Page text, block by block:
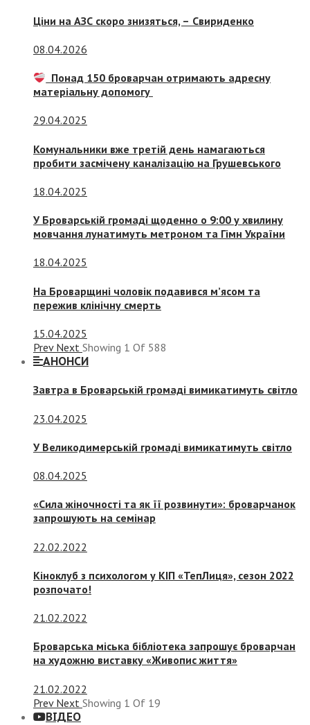
Ціни на АЗС скоро знизяться, – Свириденко
08.04.2026
Понад 150 броварчан отримають адресну
матеріальну допомогу
29.04.2025
Комунальники вже третій день намагаються
пробити засмічену каналізацію на Грушевського
18.04.2025
У Броварській громаді щоденно о 9:00 у хвилину
мовчання лунатимуть метроном та Гімн України
18.04.2025
На Броварщині чоловік подавився м’ясом та
пережив клінічну смерть
15.04.2025
Prev Next Showing 1 Of 588
АНОНСИ
Завтра в Броварській громаді вимикатимуть світло
23.04.2025
У Великодимерській громаді вимикатимуть світло
08.04.2025
«Сила жіночності та як її розвинути»: броварчанок
запрошують на семінар
22.02.2022
Кіноклуб з психологом у КІП «ТепЛиця», сезон 2022
розпочато!
21.02.2022
Броварська міська бібліотека запрошує броварчан
на художню виставку «Живопис життя»
21.02.2022
Prev Next Showing 1 Of 19
ВІДЕО